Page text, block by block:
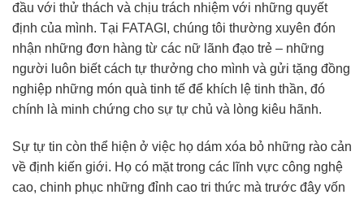
đầu với thử thách và chịu trách nhiệm với những quyết
định của mình. Tại FATAGI, chúng tôi thường xuyên đón
nhận những đơn hàng từ các nữ lãnh đạo trẻ – những
người luôn biết cách tự thưởng cho mình và gửi tặng đồng
nghiệp những món quà tinh tế để khích lệ tinh thần, đó
chính là minh chứng cho sự tự chủ và lòng kiêu hãnh.
Sự tự tin còn thể hiện ở việc họ dám xóa bỏ những rào cản
về định kiến giới. Họ có mặt trong các lĩnh vực công nghệ
cao, chinh phục những đỉnh cao tri thức mà trước đây vốn